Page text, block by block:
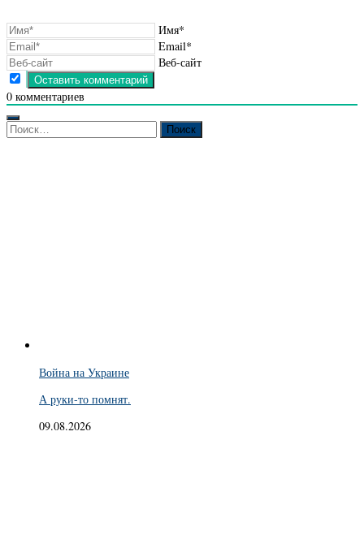
Имя*
Email*
Веб-сайт
0 комментариев
Найти:
Война на Украине
А руки-то помнят.
09.08.2026